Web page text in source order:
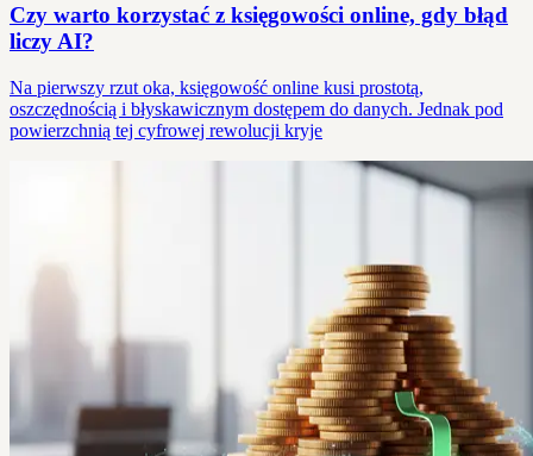
Czy warto korzystać z księgowości online, gdy błąd
liczy AI?
Na pierwszy rzut oka, księgowość online kusi prostotą,
oszczędnością i błyskawicznym dostępem do danych. Jednak pod
powierzchnią tej cyfrowej rewolucji kryje